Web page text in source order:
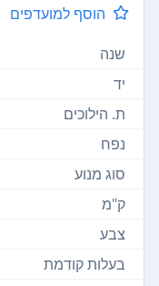
הוסף למועדפים
שנה
יד
ת. הילוכים
נפח
סוג מנוע
ק"מ
צבע
בעלות קודמת